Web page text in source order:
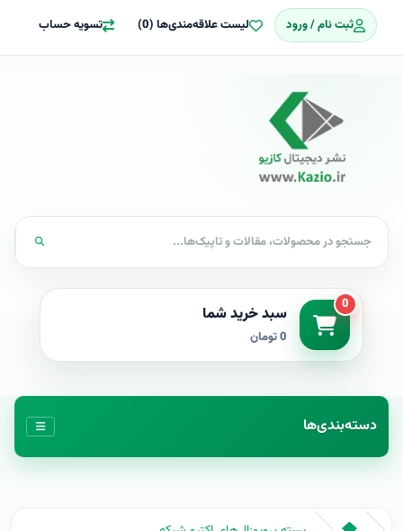
ثبت نام / ورود لیست علاقه‌مندی‌ها (0) تسویه حساب
0 سبد خرید شما
0 تومان
دسته‌بندی‌ها